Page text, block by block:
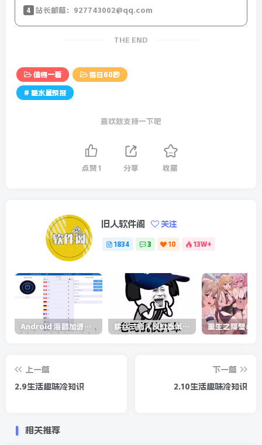
平；
14、当地9日上午，印度安全人员与反政府武装在恰蒂斯加
15、特朗普”开价”：稀土换援助！泽连斯基：愿意成交，
下周或与泽连斯基会面！乌军：击退了俄军多次进攻，并击
落其一架苏-25战机；
【微语】人生总有些悔不当初的遗憾，这就是学费。如果再
全国降水量预报-24小时预报图
4 站长邮箱：927743002@qq.com
THE END
值得一看 每日60秒
# 降水量预报
喜欢就支持一下吧
点赞 1 分享 收藏
旧人软件阁 关注
1834 3 10 13W+
Android 海鸥加速器v6.6.3(解锁会员) 螺丝式插入模拟器第5代/NejicomiSimulator.Vol.5.v1.0.2
上一篇
2.9生活趣味冷知识
下一篇
2.10生活趣味冷知识
相关推荐